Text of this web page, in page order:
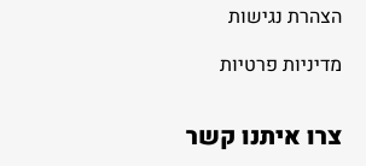
הצהרת נגישות
מדיניות פרטיות
צרו איתנו קשר